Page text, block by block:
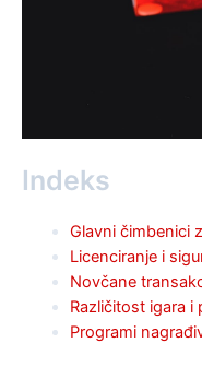
Indeks
Glavni čimbenici
Licenciranje i
Novčane
Različitost igara i
Programi